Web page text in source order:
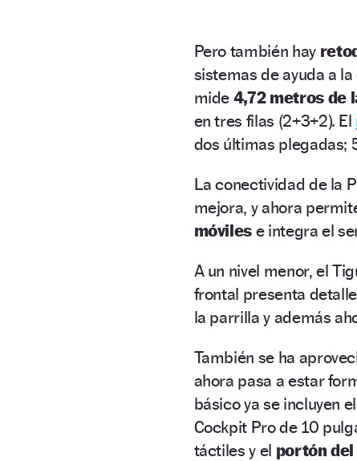
Pero también hay
sistemas de ayuda a
mide 4,72 metros de
en tres filas (2+3+2). El
dos últimas plegadas;
La conectividad de la
mejora, y ahora
móviles e integra el
A un nivel menor, el
frontal presenta
la parrilla y además
También se ha
ahora pasa a estar
básico ya se incluyen
Cockpit Pro de 10
táctiles y el portón